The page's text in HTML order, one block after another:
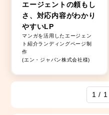
エージェントの頼もし
さ、対応内容がわかり
やすいLP
マンガを活用したエージェン
ト紹介ランディングページ制
作
(エン・ジャパン株式会社様)
1 / 1